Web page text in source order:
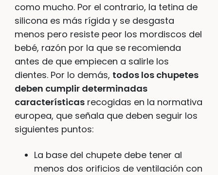
como mucho. Por el contrario, la tetina de
silicona es más rígida y se desgasta
menos pero resiste peor los mordiscos del
bebé, razón por la que se recomienda
antes de que empiecen a salirle los
dientes. Por lo demás, todos los chupetes
deben cumplir determinadas
características recogidas en la normativa
europea, que señala que deben seguir los
siguientes puntos:
La base del chupete debe tener al
menos dos orificios de ventilación con